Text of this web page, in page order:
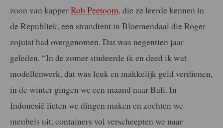
zoon van kapperRob Peetoom, die ze leerde kennen in
de Republiek, een strandtent in Bloemendaal die Roger
zojuist had overgenomen. Dat was negentien jaar
geleden. “In de zomer studeerde ik en deed ik wat
modellenwerk, dat was leuk en makkelijk geld verdienen,
in de winter gingen we een maand naar Bali. In
Indonesië lieten we dingen maken en zochten we
meubels uit, containers vol verscheepten we naar